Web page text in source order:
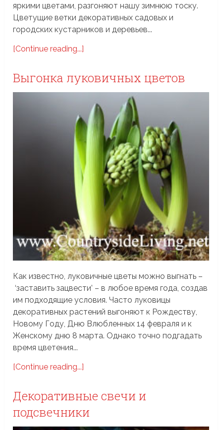
яркими цветами, разгоняют нашу зимнюю тоску.
Цветущие ветки декоративных садовых и
городских кустарников и деревьев...
[Continue reading...]
Выгонка луковичных цветов
Как известно, луковичные цветы можно выгнать –
‘заставить зацвести’ – в любое время года, создав
им подходящие условия. Часто луковицы
декоративных растений выгоняют к Рождеству,
Новому Году, Дню Влюбленных 14 февраля и к
Женскому дню 8 марта. Однако точно подгадать
время цветения...
[Continue reading...]
Декоративные свечи и
подсвечники